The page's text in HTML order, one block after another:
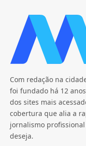
Com redação na
foi fundado há 12
dos sites mais
cobertura que alia a
jornalismo
deseja.